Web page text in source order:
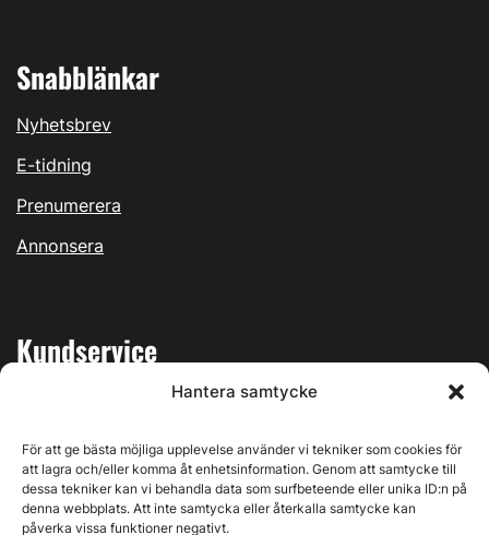
Hantera samtycke
För att ge bästa möjliga upplevelse använder vi tekniker som cookies för
att lagra och/eller komma åt enhetsinformation. Genom att samtycke till
dessa tekniker kan vi behandla data som surfbeteende eller unika ID:n på
denna webbplats. Att inte samtycka eller återkalla samtycke kan
påverka vissa funktioner negativt.
Snabblänkar
Nyhetsbrev
E-tidning
Prenumerera
Annonsera
Kundservice
Kontakta oss